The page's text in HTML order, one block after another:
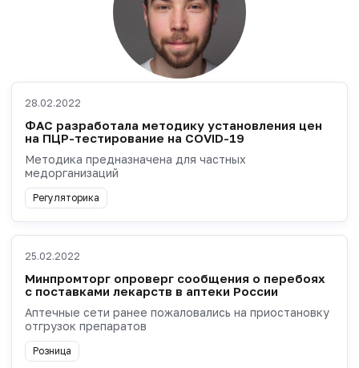
28.02.2022
ФАС разработала методику установления цен
на ПЦР-тестирование на COVID-19
Методика предназначена для частных
медорганизаций
Регуляторика
25.02.2022
Минпромторг опроверг сообщения о перебоях
с поставками лекарств в аптеки России
Аптечные сети ранее пожаловались на приостановку
отгрузок препаратов
Розница